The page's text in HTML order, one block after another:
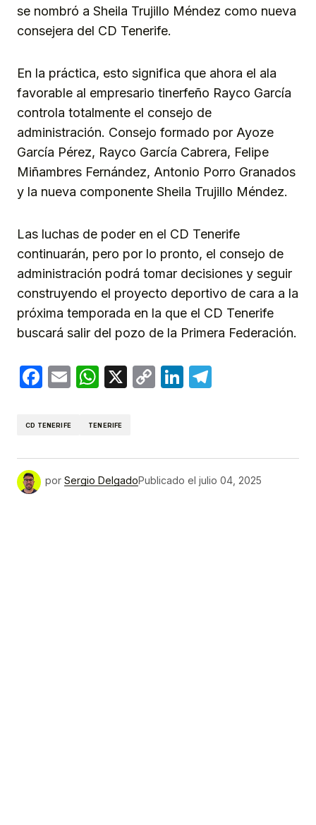
se nombró a Sheila Trujillo Méndez como nueva
consejera del CD Tenerife.
En la práctica, esto significa que ahora el ala
favorable al empresario tinerfeño Rayco García
controla totalmente el consejo de
administración. Consejo formado por Ayoze
García Pérez, Rayco García Cabrera, Felipe
Miñambres Fernández, Antonio Porro Granados
y la nueva componente Sheila Trujillo Méndez.
Las luchas de poder en el CD Tenerife
continuarán, pero por lo pronto, el consejo de
administración podrá tomar decisiones y seguir
construyendo el proyecto deportivo de cara a la
próxima temporada en la que el CD Tenerife
buscará salir del pozo de la Primera Federación.
Facebook
EmailWhatsApp
X
CopyLinkedIn
CD TENERIFE TENERIFE
por Sergio DelgadoPublicado el julio 04, 2025